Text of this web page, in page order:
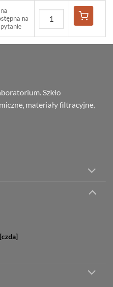
na
Szkło
materiały filtracyjne,